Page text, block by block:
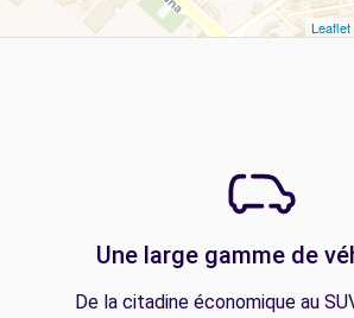
Leaflet
Une large gamme de
De la citadine économique au